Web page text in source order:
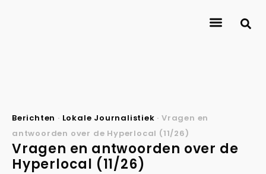
Berichten · Lokale Journalistiek ·Vragen en
antwoorden over de Hyperlocal (11/26)
Vragen en antwoorden over de
Hyperlocal (11/26)